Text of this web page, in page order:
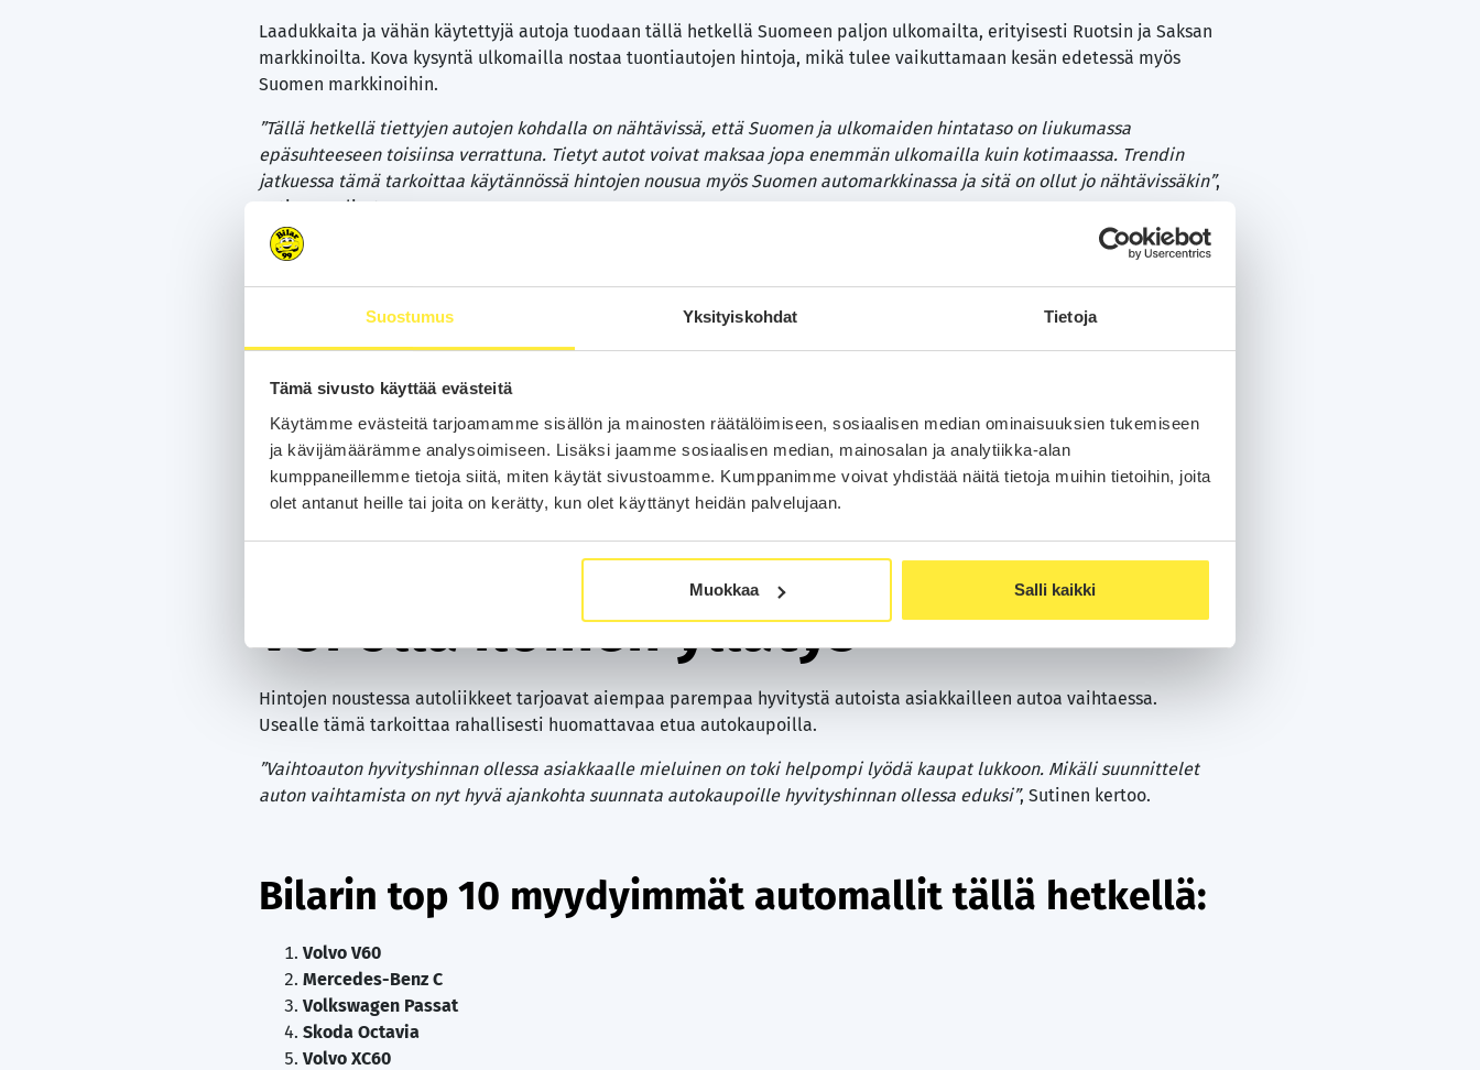
Suostumus Yksityiskohdat Tietoja
Tämä sivusto käyttää evästeitä
Käytämme evästeitä tarjoamamme sisällön ja mainosten räätälöimiseen, sosiaalisen median ominaisuuksien tukemiseen
ja kävijämäärämme analysoimiseen. Lisäksi jaamme sosiaalisen median, mainosalan ja analytiikka-alan
kumppaneillemme tietoja siitä, miten käytät sivustoamme. Kumppanimme voivat yhdistää näitä tietoja muihin tietoihin, joita
olet antanut heille tai joita on kerätty, kun olet käyttänyt heidän palvelujaan.
Muokkaa Salli kaikki
Laadukkaita ja vähän käytettyjä autoja tuodaan tällä hetkellä Suomeen paljon ulkomailta, erityisesti Ruotsin ja Saksan
markkinoilta. Kova kysyntä ulkomailla nostaa tuontiautojen hintoja, mikä tulee vaikuttamaan kesän edetessä myös
Suomen markkinoihin.
”Tällä hetkellä tiettyjen autojen kohdalla on nähtävissä, että Suomen ja ulkomaiden hintataso on liukumassa
epäsuhteeseen toisiinsa verrattuna. Tietyt autot voivat maksaa jopa enemmän ulkomailla kuin kotimaassa. Trendin
jatkuessa tämä tarkoittaa käytännössä hintojen nousua myös Suomen automarkkinassa ja sitä on ollut jo nähtävissäkin”,
Sutinen paljastaa.
Suurimmat nousupaineet kohdistuvat suosittuihin tuontiautoihin, kuten Volvon hybridimalleihin. Alkuvuoden myydyin
”Kesällä on myös monessa perheessä aikaa miettiä kakkosauton päivittämistä. Tällä hetkellä myös edullisemman
”Ostamme kesäsesongin aikana yli 1 000 käytettyä autoa. Nyt onkin oiva tilaisuus saada järkevä raha ylimääräiseksi
jääneestä autosta”, Sutinen vinkkaa.
Autoa vaihtavalle hintojen nousu
voi olla iloinen yllätys
Hintojen noustessa autoliikkeet tarjoavat aiempaa parempaa hyvitystä autoista asiakkailleen autoa vaihtaessa.
Usealle tämä tarkoittaa rahallisesti huomattavaa etua autokaupoilla.
”Vaihtoauton hyvityshinnan ollessa asiakkaalle mieluinen on toki helpompi lyödä kaupat lukkoon. Mikäli suunnittelet
auton vaihtamista on nyt hyvä ajankohta suunnata autokaupoille hyvityshinnan ollessa eduksi”, Sutinen kertoo.
Bilarin top 10 myydyimmät automallit tällä hetkellä:
Volvo V60
Mercedes-Benz C
Volkswagen Passat
Skoda Octavia
Volvo XC60